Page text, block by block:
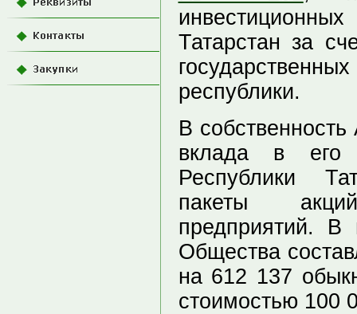
Татарстан за
республики.
В
вклада в его
Республики
пакеты
предприятий. В
Общества
на 612 137
стоимостью 100